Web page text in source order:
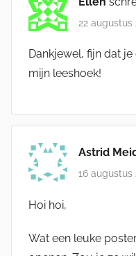
22 augustus
Dankjewel, fijn dat
mijn leeshoek!
Astrid
16 augustus
Hoi hoi,
Wat een leuke